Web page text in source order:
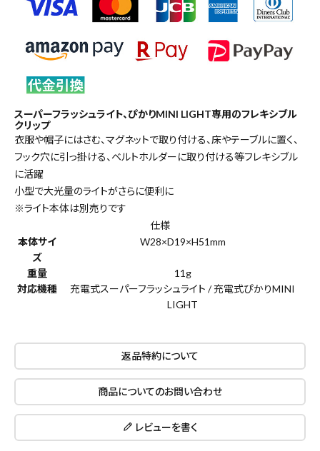
ガイドライン
close
スーパーフラッシュライト、ぴかりMINI LIGHT専用のフレキシブル
クリップ
衣服や帽子にはさむ、マグネットで取り付ける、床やテーブルに置く、
フック穴に引っ掛ける、ベルトホルダーに取り付ける等フレキシブル
に活躍
小型で大光量のライトがさらに便利に
※ライト本体は別売りです
仕様
本体サイ
ズ
W28×D19×H51mm
重量
11g
対応機種
充電式スーパーフラッシュライト / 充電式ぴかりMINI
LIGHT
返品特約について
商品についてのお問い合わせ
レビューを書く